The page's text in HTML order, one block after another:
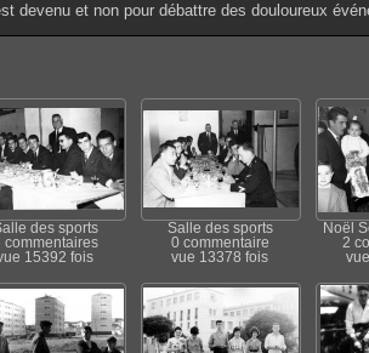
devenu et non pour débattre des douloureux
des sports
commentaires
15392 fois
Salle des sports
0 commentaire
vue 13378 fois
Noël
2